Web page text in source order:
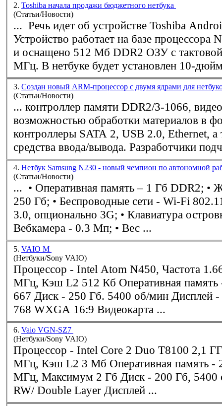
2. Toshiba начала продажи бюджетного нетбука
(Статьи/Новости)
... Речь идет об устройстве Toshiba
Устройство работает на базе процессора
и оснащено 512 Мб DDR2 ОЗУ c
МГц. В нетбуке будет установлен 10-
3. Создан новый ARM-процессор с двумя ядрами для
(Статьи/Новости)
... контроллер памяти DDR2/3-1066,
возможностью обработки материалов в
контроллеры SATA 2, USB 2.0, Ethernet, а
средства ввода/вывода.
4. Нетбук Samsung N230 - новый чемпион по автономной
(Статьи/Новости)
... • Оперативная память – 1 Гб DDR2; • Жесткий диск –
250 Гб; • Беспроводные сети - Wi-Fi 802.11b/g/n, Bluetooth
3.0, опционально 3G; • Клавиатура островного типа; •
Вебкамера - 0.3 Мп; • Вес ...
5. VAIO M
(Нетбуки/Sony VAIO)
Процессор - Intel Atom N450, Частота
МГц, Кэш L2 512 Кб Оперативная
667 Диск - 250 Гб. 5400 об/мин Дисплей - 10.1" 1366 x
768 WXGA 16:9 Видеокарта ...
6. Vaio VGN-SZ7
(Нетбуки/Sony VAIO)
Процессор - Intel Core 2 Duo T8100 2,1 ГГц, Шина 800
МГц, Максимум 2 Гб Диск - 200 Гб, 5400 об/мин, + DVD-
RW/ Double Layer Дисплей ...